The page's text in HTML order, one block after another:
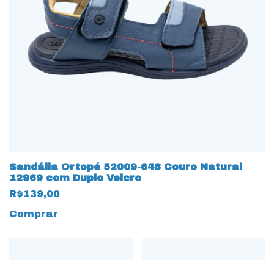
Sandália Ortopé 52009-648 Couro Natural
12969 com Duplo Velcro
R$139,00
Comprar